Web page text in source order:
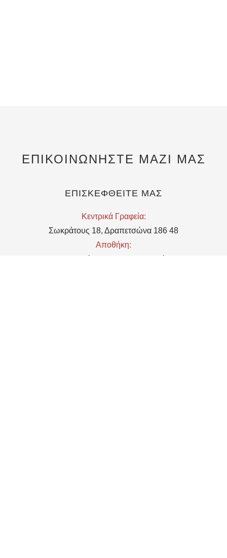
ΕΠΙΚΟΙΝΩΝΗΣΤΕ ΜΑΖΙ ΜΑΣ
ΕΠΙΣΚΕΦΘΕΙΤΕ ΜΑΣ
Kεντρικά Γραφεία:
Σωκράτους 18, Δραπετσώνα 186 48
Αποθήκη: